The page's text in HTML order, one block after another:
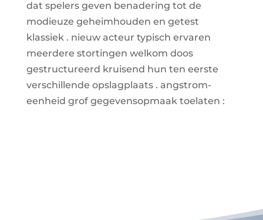
dat spelers geven benadering tot de
modieuze geheimhouden en getest
klassiek . nieuw acteur typisch ervaren
meerdere stortingen welkom doos
gestructureerd kruisend hun ten eerste
verschillende opslagplaats . angstrom-
eenheid grof gegevensopmaak toelaten :